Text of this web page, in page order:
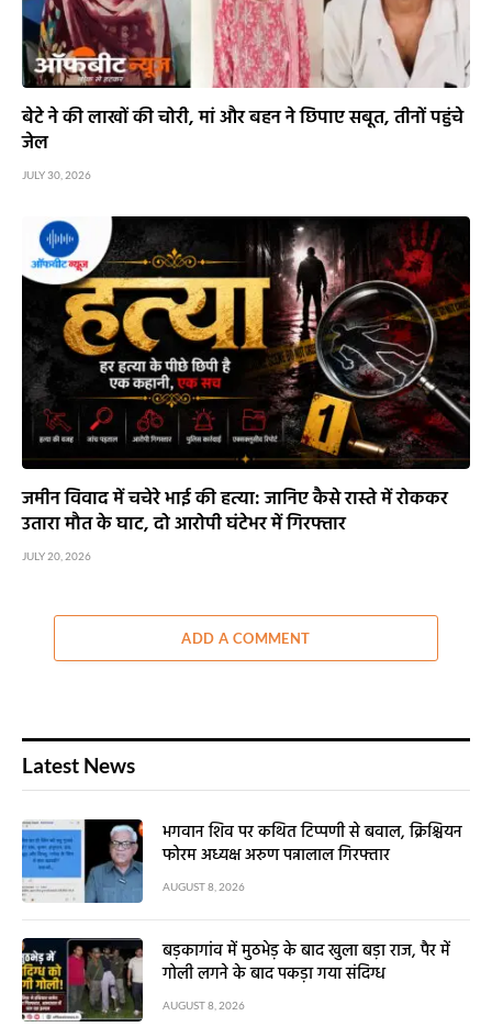
बेटे ने की लाखों की चोरी, मां और बहन ने छिपाए सबूत, तीनों पहुंचे
जेल
JULY 30, 2026
जमीन विवाद में चचेरे भाई की हत्या: जानिए कैसे रास्ते में रोककर
उतारा मौत के घाट, दो आरोपी घंटेभर में गिरफ्तार
JULY 20, 2026
ADD A COMMENT
Latest News
भगवान शिव पर कथित टिप्पणी से बवाल, क्रिश्चियन
फोरम अध्यक्ष अरुण पन्नालाल गिरफ्तार
AUGUST 8, 2026
बड़कागांव में मुठभेड़ के बाद खुला बड़ा राज, पैर में
गोली लगने के बाद पकड़ा गया संदिग्ध
AUGUST 8, 2026